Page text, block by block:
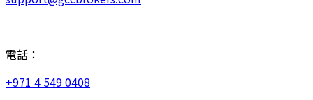
電話：
+971 4 549 0408